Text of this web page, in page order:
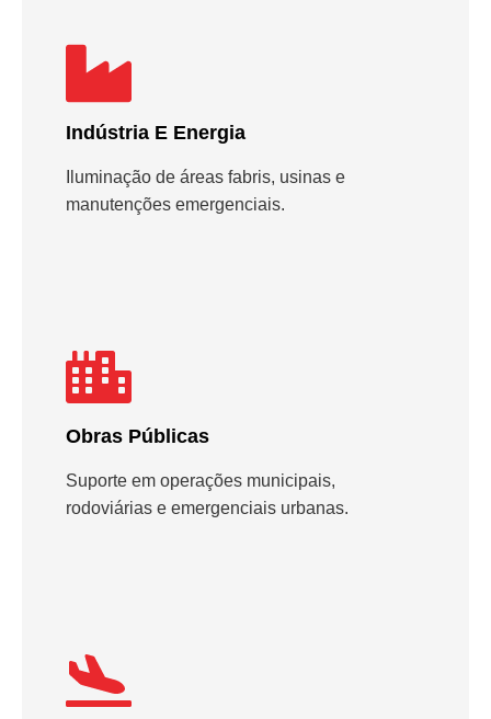
Indústria E Energia
Iluminação de áreas fabris, usinas e
manutenções emergenciais.
Obras Públicas
Suporte em operações municipais,
rodoviárias e emergenciais urbanas.